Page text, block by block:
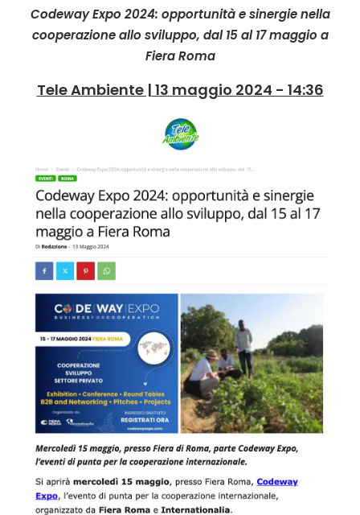
Codeway Expo 2024: opportunità e sinergie nella
cooperazione allo sviluppo, dal 15 al 17 maggio a
Fiera Roma
Tele Ambiente | 13 maggio 2024 - 14:36